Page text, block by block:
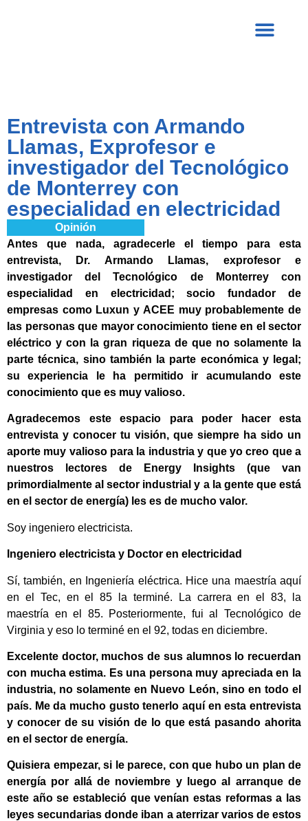
Entrevista con Armando
Llamas, Exprofesor e
investigador del Tecnológico
de Monterrey con
especialidad en electricidad
Opinión
Antes que nada, agradecerle el tiempo para esta
entrevista, Dr. Armando Llamas, exprofesor e
investigador del Tecnológico de Monterrey con
especialidad en electricidad; socio fundador de
empresas como Luxun y ACEE muy probablemente de
las personas que mayor conocimiento tiene en el sector
eléctrico y con la gran riqueza de que no solamente la
parte técnica, sino también la parte económica y legal;
su experiencia le ha permitido ir acumulando este
conocimiento que es muy valioso.
Agradecemos este espacio para poder hacer esta
entrevista y conocer tu visión, que siempre ha sido un
aporte muy valioso para la industria y que yo creo que a
nuestros lectores de Energy Insights (que van
primordialmente al sector industrial y a la gente que está
en el sector de energía) les es de mucho valor.
Soy ingeniero electricista.
Ingeniero electricista y Doctor en electricidad
Sí, también, en Ingeniería eléctrica. Hice una maestría aquí
en el Tec, en el 85 la terminé. La carrera en el 83, la
maestría en el 85. Posteriormente, fui al Tecnológico de
Virginia y eso lo terminé en el 92, todas en diciembre.
Excelente doctor, muchos de sus alumnos lo recuerdan
con mucha estima. Es una persona muy apreciada en la
industria, no solamente en Nuevo León, sino en todo el
país. Me da mucho gusto tenerlo aquí en esta entrevista
y conocer de su visión de lo que está pasando ahorita
en el sector de energía.
Quisiera empezar, si le parece, con que hubo un plan de
energía por allá de noviembre y luego al arranque de
este año se estableció que venían estas reformas a las
leyes secundarias donde iban a aterrizar varios de estos